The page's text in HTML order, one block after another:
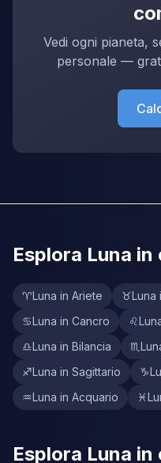
Vedi ogni pianeta,
personale —
Esplora Luna in
♈Luna in Ariete ♉Luna
♋Luna in Cancro ♌
♎Luna in Bilancia ♏
♐Luna in Sagittario ♑
♒Luna in Acquario ♓
Esplora Luna in